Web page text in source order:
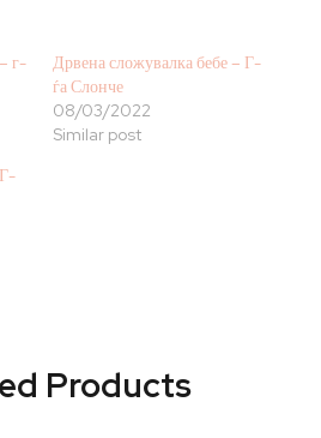
г-
Дрвена сложувалка бебе – Г-
ѓа Слонче
08/03/2022
Similar post
Products